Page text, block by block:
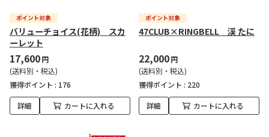
バリューチョイス(花柄) スカ
ーレット
17,600円
(送料別・税込)
獲得ポイント : 176
詳細 カートに入れる
47CLUB×RINGBELL 渓 たに
22,000円
(送料別・税込)
獲得ポイント : 220
詳細 カートに入れる